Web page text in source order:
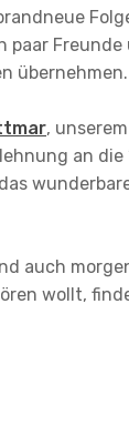
paar
übernehmen.
,
an die
auch
wollt,